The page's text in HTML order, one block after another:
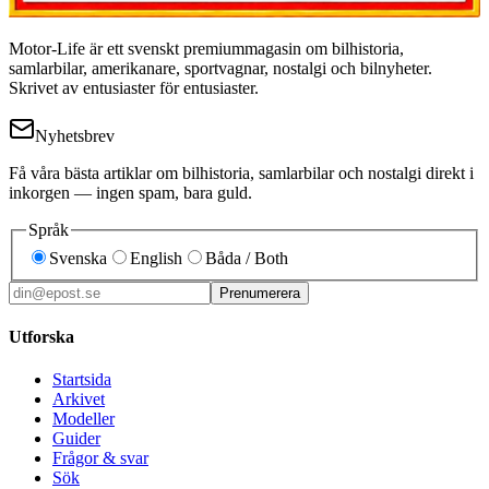
Motor-Life är ett svenskt premiummagasin om bilhistoria,
samlarbilar, amerikanare, sportvagnar, nostalgi och bilnyheter.
Skrivet av entusiaster för entusiaster.
Nyhetsbrev
Få våra bästa artiklar om bilhistoria, samlarbilar och nostalgi direkt i
inkorgen — ingen spam, bara guld.
Språk
Svenska
English Båda / Both
Prenumerera
Utforska
Startsida
Arkivet
Modeller
Guider
Frågor & svar
Sök